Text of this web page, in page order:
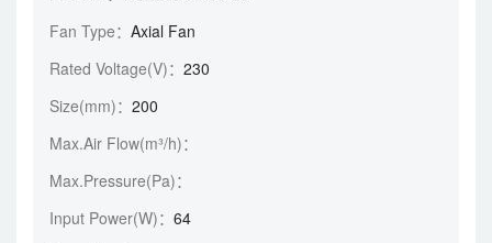
Fan Type： Axial Fan
Rated Voltage(V)： 230
Size(mm)： 200
Max.Air Flow(m³/h)：
Max.Pressure(Pa)：
Input Power(W)： 64